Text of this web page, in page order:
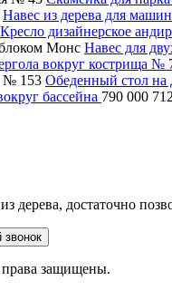
Навес из дерева для
Кресло дизайнерское
Навес для
вокруг кострища №
Обеденный стол на
бассейна 790 000
дерева, достаточно
звонок
защищены.